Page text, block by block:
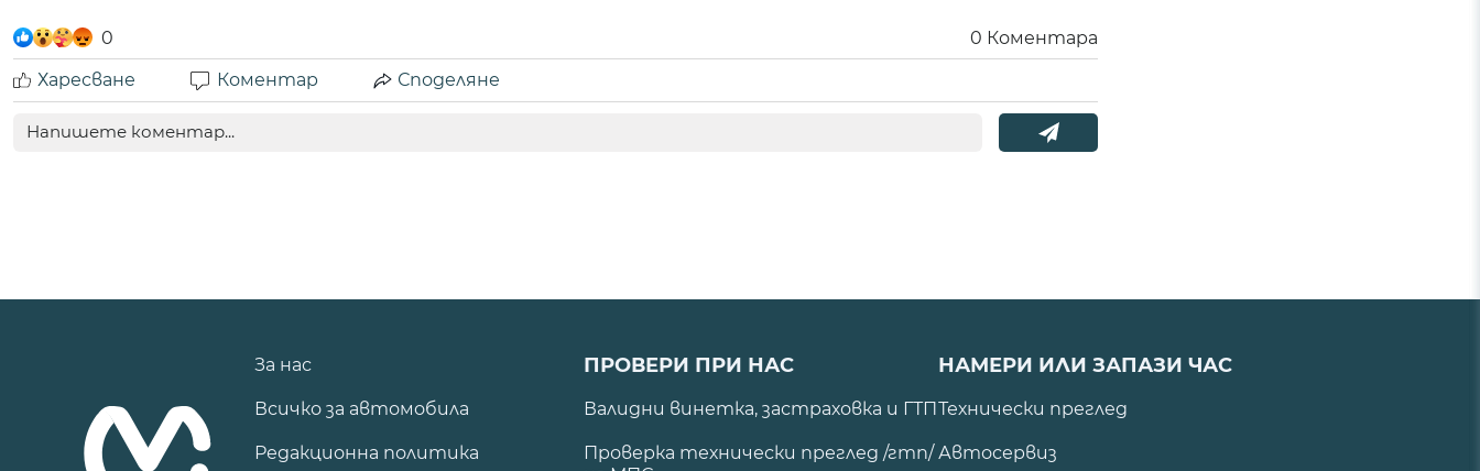
0 0 Коментара
Харесване
Коментар Споделяне
За нас
Всичко за автомобила
Редакционна политика
ПРОВЕРИ ПРИ НАС
Валидни винетка, застраховка и ГТП
Проверка технически преглед /гтп/
НАМЕРИ ИЛИ ЗАПАЗИ ЧАС
Технически преглед
Автосервиз